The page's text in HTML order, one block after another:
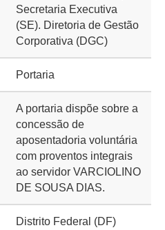
Secretaria Executiva
(SE). Diretoria de Gestão
Corporativa (DGC)
Portaria
A portaria dispõe sobre a
concessão de
aposentadoria voluntária
com proventos integrais
ao servidor VARCIOLINO
DE SOUSA DIAS.
Distrito Federal (DF)